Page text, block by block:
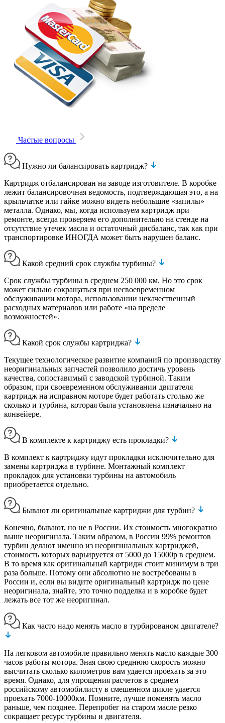
Частые вопросы
Нужно ли балансировать картридж?
Картридж отбалансирован на заводе изготовителе. В коробке
лежит балансировочная ведомость, подтверждающая это, а на
крыльчатке или гайке можно видеть небольшие «запилы»
металла. Однако, мы, когда используем картридж при
ремонте, всегда проверяем его дополнительно на стенде на
отсутствие утечек масла и остаточный дисбаланс, так как при
транспортировке ИНОГДА может быть нарушен баланс.
Какой средний срок службы турбины?
Срок службы турбины в среднем 250 000 км. Но это срок
может сильно сокращаться при несвоевременном
обслуживании мотора, использовании некачественный
расходных материалов или работе «на пределе
возможностей».
Какой срок службы картриджа?
Текущее технологическое развитие компаний по производству
неоригинальных запчастей позволило достичь уровень
качества, сопоставимый с заводской турбиной. Таким
образом, при своевременном обслуживании двигателя
картридж на исправном моторе будет работать столько же
сколько и турбина, которая была установлена изначально на
конвейере.
В комплекте к картриджу есть прокладки?
В комплект к картриджу идут прокладки исключительно для
замены картриджа в турбине. Монтажный комплект
прокладок для установки турбины на автомобиль
приобретается отдельно.
Бывают ли оригинальные картриджи для турбин?
Конечно, бывают, но не в России. Их стоимость многократно
выше неоригинала. Таким образом, в России 99% ремонтов
турбин делают именно из неоригинальных картриджей,
стоимость которых варьируется от 5000 до 15000р в среднем.
В то время как оригинальный картридж стоит минимум в три
раза больше. Потому они абсолютно не востребованы в
России и, если вы видите оригинальный картридж по цене
неоригинала, знайте, это точно подделка и в коробке будет
лежать все тот же неоригинал.
Как часто надо менять масло в турбированом двигателе?
На легковом автомобиле правильно менять масло каждые 300
часов работы мотора. Зная свою среднюю скорость можно
высчитать сколько километров вам удается проехать за это
время. Однако, для упрощения расчетов в среднем
российскому автомобилисту в смешенном цикле удается
проехать 7000-10000км. Помните, лучше поменять масло
раньше, чем позднее. Перепробег на старом масле резко
сокращает ресурс турбины и двигателя.